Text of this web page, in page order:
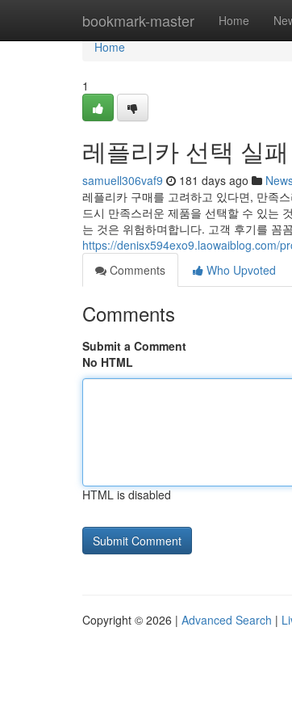
bookmark-master Home
Home
Home
1
레플리카 선택 실
samuell306vaf9 181 days ago
레플리카 구매를 고려하고 있다면, 만족
드시 만족스러운 제품을 선택할 수 있는
는 것은 위험하며합니다. 고객 후기를 꼼
https://denisx594exo9.laowaiblog.com/
Comments
Who Upvoted
Comments
Submit a Comment
No HTML
HTML is disabled
Copyright © 2026 | Advanced Search |